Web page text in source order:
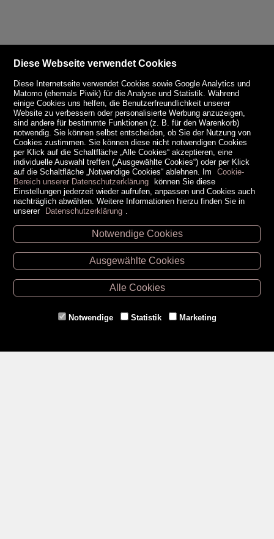
Unsere Öffnungszeiten
Retz -02942/20433
Hollabrunn -02952/30057
Eggenburg -02984/3836
Gmünd -
Diese Webseite verwendet Cookies
Diese Internetseite verwendet Cookies sowie Google Analytics und
Matomo (ehemals Piwik) für die Analyse und Statistik. Während
einige Cookies uns helfen, die Benutzerfreundlichkeit unserer
Website zu verbessern oder personalisierte Werbung anzuzeigen,
sind andere für bestimmte Funktionen (z. B. für den Warenkorb)
notwendig. Sie können selbst entscheiden, ob Sie der Nutzung von
Cookies zustimmen. Sie können diese nicht notwendigen Cookies
per Klick auf die Schaltfläche „Alle Cookies“ akzeptieren, eine
individuelle Auswahl treffen („Ausgewählte Cookies“) oder per Klick
auf die Schaltfläche „Notwendige Cookies“ ablehnen. Im
Cookie-
Bereich unserer Datenschutzerklärung können Sie diese
Einstellungen jederzeit wieder aufrufen, anpassen und Cookies auch
nachträglich abwählen. Weitere Informationen hierzu finden Sie in
unserer Datenschutzerklärung
Notwendige Cookies
Ausgewählte Cookies
Alle Cookies
Notwendige Statistik Marketing